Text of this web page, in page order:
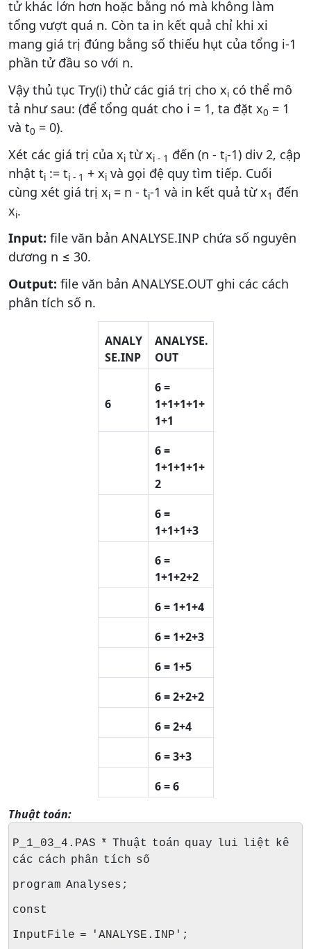
tử khác lớn hơn hoặc bằng nó mà không làm
tổng vượt quá n. Còn ta in kết quả chỉ khi xi
mang giá trị đúng bằng số thiếu hụt của tổng i-1
phần tử đầu so với n.
Vậy thủ tục Try(i) thử các giá trị cho xi có thể mô
tả như sau: (để tổng quát cho i = 1, ta đặt x0 = 1
và t0 = 0).
Xét các giá trị của xi từ xi - 1 đến (n - ti-1) div 2, cập
nhật ti := ti - 1 + xi và gọi đệ quy tìm tiếp. Cuối
cùng xét giá trị xi = n - ti-1 và in kết quả từ x1 đến
xi.
Input: file văn bản ANALYSE.INP chứa số nguyên
dương n ≤ 30.
Output: file văn bản ANALYSE.OUT ghi các cách
phân tích số n.
ANALY
SE.INP
ANALYSE.
OUT
6
6 =
1+1+1+1+
1+1
6 =
1+1+1+1+
2
6 =
1+1+1+3
6 =
1+1+2+2
6 = 1+1+4
6 = 1+2+3
6 = 1+5
6 = 2+2+2
6 = 2+4
6 = 3+3
6 = 6
Thuật toán:
P_1_03_4.PAS * Thuật toán quay lui liệt kê
các cách phân tích số
program Analyses;
const
InputFile = 'ANALYSE.INP';